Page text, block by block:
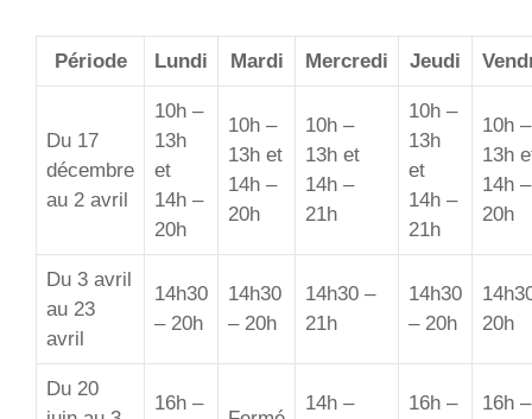
Période Lundi Mardi Mercredi Jeudi
Du 17
décembre
au 2 avril
10h –
13h
et
14h –
20h
10h –
13h et
14h –
20h
10h –
13h et
14h –
21h
10h –
13h
et
14h –
21h
10h –
13h
14h –
20h
Du 3 avril
au 23
avril
14h30
– 20h
14h30
– 20h
14h30 –
21h
14h30
– 20h
20h
Du 20
16h – 14h – 16h – 16h –